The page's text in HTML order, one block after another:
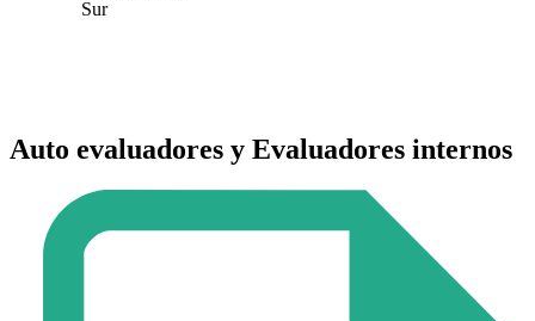
Sur
Auto evaluadores y Evaluadores internos